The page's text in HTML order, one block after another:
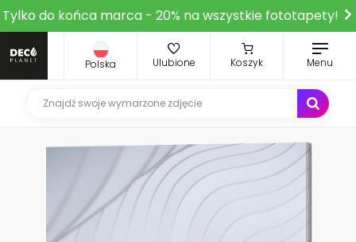
Tylko do końca marca - 20% na wszystkie fototapety!
Polska Ulubione Koszyk Menu